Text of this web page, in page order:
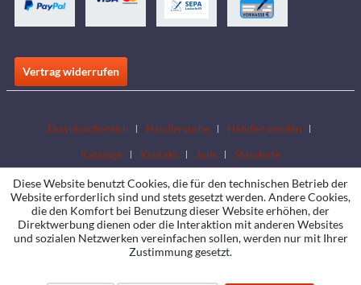
Vertrag widerrufen
Downloadbereich Händlersuche
Händler werden
Kataloge
Kontakt Jobs Standorte
Diese Website benutzt Cookies, die für den technischen Betrieb der
Website erforderlich sind und stets gesetzt werden. Andere Cookies,
die den Komfort bei Benutzung dieser Website erhöhen, der
Direktwerbung dienen oder die Interaktion mit anderen Websites
und sozialen Netzwerken vereinfachen sollen, werden nur mit Ihrer
Zustimmung gesetzt.